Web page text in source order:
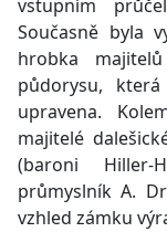
vstupním
Současně byla
hrobka
půdorysu,
upravena.
majitelé
(baroni Hiller-
průmyslník A.
vzhled zámku